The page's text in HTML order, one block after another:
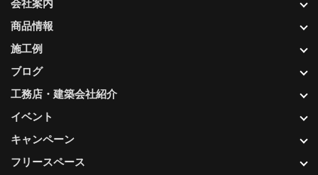
会社案内
商品情報
施工例
ブログ
工務店・建築会社紹介
イベント
キャンペーン
フリースペース